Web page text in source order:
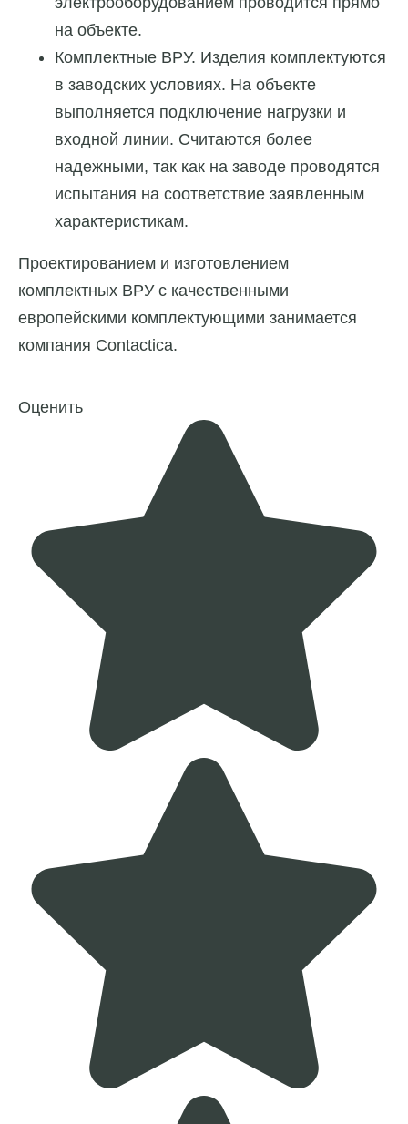
на объекте.
Комплектные ВРУ. Изделия комплектуются
в заводских условиях. На объекте
выполняется подключение нагрузки и
входной линии. Считаются более
надежными, так как на заводе проводятся
испытания на соответствие заявленным
характеристикам.
Проектированием и изготовлением
комплектных ВРУ с качественными
европейскими комплектующими занимается
компания Contactica.
Оценить